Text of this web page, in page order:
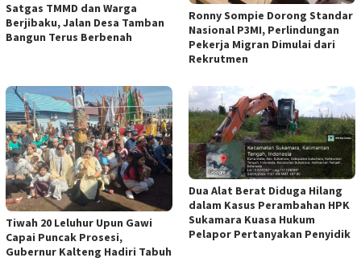
Satgas TMMD dan Warga
Berjibaku, Jalan Desa Tamban
Bangun Terus Berbenah
Ronny Sompie Dorong Standar
Nasional P3MI, Perlindungan
Pekerja Migran Dimulai dari
Rekrutmen
Tiwah 20 Leluhur Upun Gawi
Capai Puncak Prosesi,
Gubernur Kalteng Hadiri Tabuh
Dua Alat Berat Diduga Hilang
dalam Kasus Perambahan HPK
Sukamara Kuasa Hukum
Pelapor Pertanyakan Penyidik